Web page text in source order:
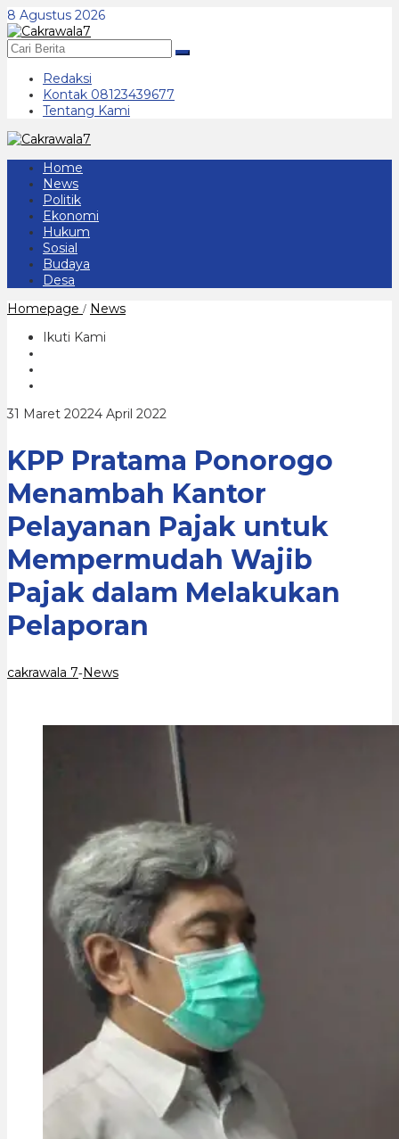
Lewati
ke
konten
8 Agustus 2026
Redaksi
Kontak 08123439677
Tentang Kami
Home
News
Politik
Ekonomi
Hukum
Sosial
Budaya
Desa
Homepage / NewsKPP
untuk
Mempermudah
dalam
Pelaporan
Ikuti Kami
31 Maret 20224 April 2022
KPP Pratama Ponorogo
Menambah Kantor
Pelayanan Pajak untuk
Mempermudah Wajib
Pajak dalam Melakukan
Pelaporan
cakrawala 7-News